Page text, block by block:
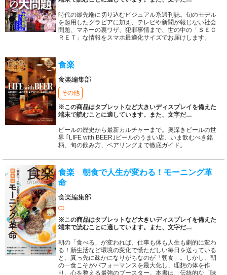
時代の最先端に切り込むビジュアル系週刊誌。旬のモデル
を起用したグラビアに加え、テレビや新聞が報じない社会
問題、マネーの裏ワザ、犯罪事情まで、世の中の「ＳＥＣ
ＲＥＴ」な情報をスマホ最適化サイズでお届けします。
食楽
食楽編集部
その他
※この商品はタブレットなど大きいディスプレイを備えた
端末で読むことに適しています。また、文字だ…
ビールの歴史から最新カルチャーまで。奥深きビールの世
界 ｢LIFE with BEER｣ビールのうまい店、いま飲むべき銘
柄、旬の飲み方、ペアリングまで徹底ガイド。
食楽 朝食で人生が変わる！モーニング革
命
食楽編集部
※この商品はタブレットなど大きいディスプレイを備えた
端末で読むことに適しています。また、文字だ…
朝の「食べる」が変われば、仕事も体も人生も劇的に変わ
る！新生活など環境の変化で慌ただしい毎日を送っている
と、真っ先に疎かになりがちなのが「朝食」。しかし、朝
の一食こそがパフォーマンスを最大化し、理想の体を作
り、心を整える最強のブースター。本書は、伝統的な「味